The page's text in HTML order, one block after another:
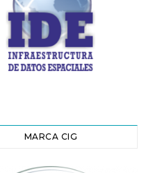
MARCA CIG